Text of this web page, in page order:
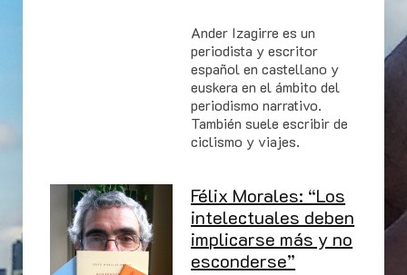
Ander Izagirre es un
periodista y escritor
español en castellano y
euskera en el ámbito del
periodismo narrativo.
También suele escribir de
ciclismo y viajes.
Félix Morales: “Los
intelectuales deben
implicarse más y no
esconderse”